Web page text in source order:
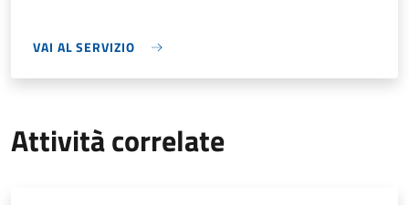
VAI AL SERVIZIO
Attività correlate